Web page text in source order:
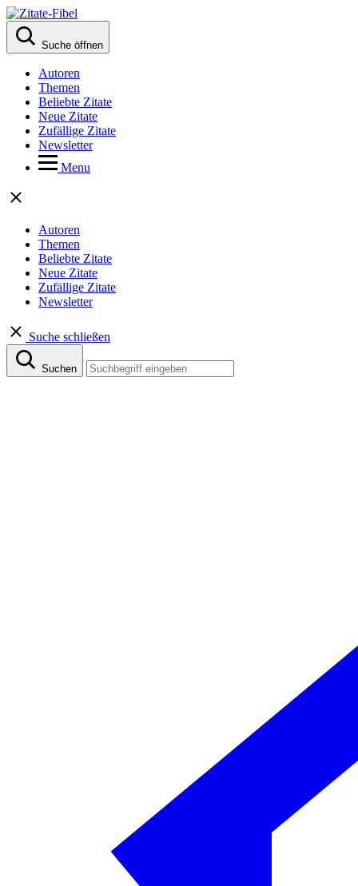
Suche öffnen
Autoren
Themen
Beliebte Zitate
Neue Zitate
Zufällige Zitate
Newsletter
Menu
Autoren
Themen
Beliebte Zitate
Neue Zitate
Zufällige Zitate
Newsletter
Suche schließen
Suchen